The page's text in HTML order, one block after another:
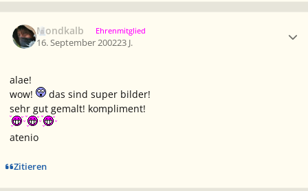
Mondkalb Ehrenmitglied
16. September 200223 J.
alae!
wow!
das sind super bilder!
sehr gut gemalt! kompliment!
atenio
Zitieren